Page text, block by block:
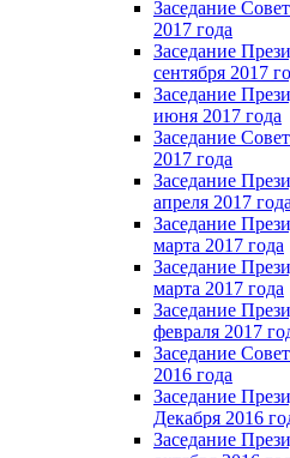
Заседание
2017 года
Заседание
сентября 2017
Заседание
июня 2017 года
Заседание
2017 года
Заседание
апреля 2017 года
Заседание
марта 2017 года
Заседание
марта 2017 года
Заседание
февраля 2017
Заседание
2016 года
Заседание
Декабря 2016
Заседание